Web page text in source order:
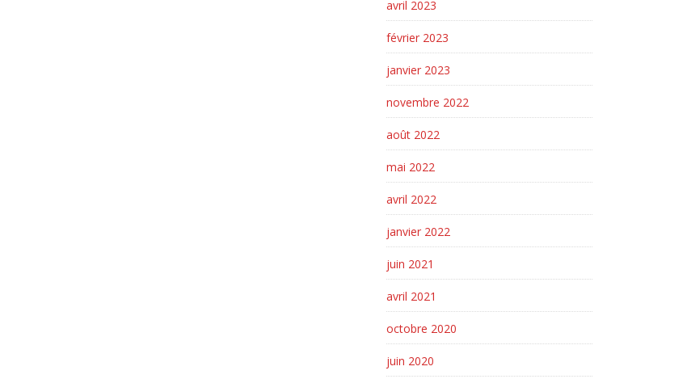
avril 2023
février 2023
janvier 2023
novembre 2022
août 2022
mai 2022
avril 2022
janvier 2022
juin 2021
avril 2021
octobre 2020
juin 2020